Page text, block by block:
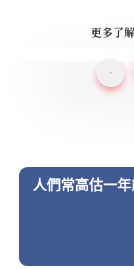
更多了
人們常高估一